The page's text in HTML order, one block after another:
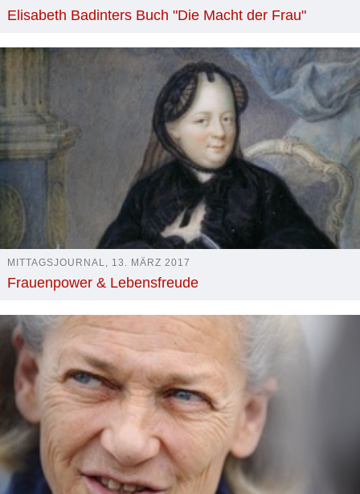
Elisabeth Badinters Buch "Die Macht der Frau"
MITTAGSJOURNAL, 13. MÄRZ 2017
Frauenpower & Lebensfreude